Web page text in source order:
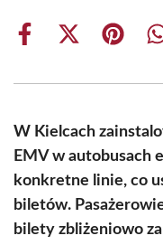
Share
Share
(Twitter)
Share
W Kielcach
EMV w autobusach
konkretne linie, co
biletów.
bilety zbliżeniowo